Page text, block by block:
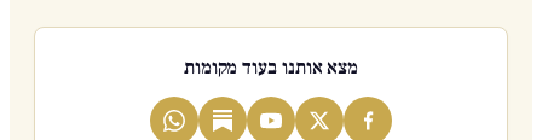
מצא אותנו בעוד מקומות